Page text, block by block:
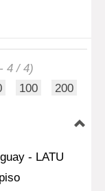
4 / 4)
100 200
- LATU